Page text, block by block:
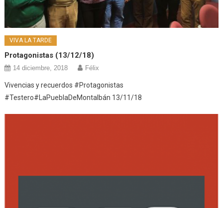
VIVA LA TARDE
Protagonistas (13/12/18)
14 diciembre, 2018 Félix
Vivencias y recuerdos #Protagonistas
#Testero#LaPueblaDeMontalbán 13/11/18